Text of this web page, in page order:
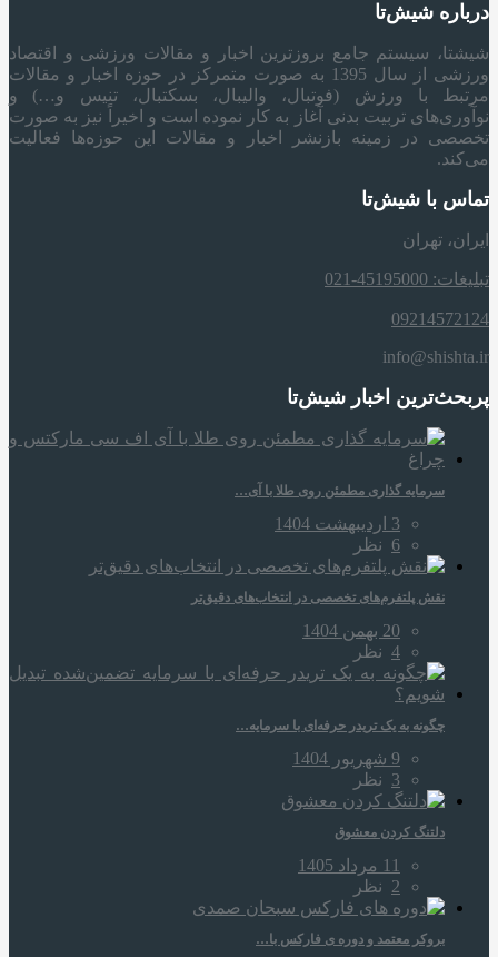
درباره شیش‌تا
شیشتا، سیستم جامع بروزترین اخبار و مقالات ورزشی و اقتصاد
ورزشی از سال 1395 به صورت متمرکز در حوزه اخبار و مقالات
مرتبط با ورزش (فوتبال، والیبال، بسکتبال، تنیس و…) و
نوآوری‌های تربیت بدنی آغاز به کار نموده است و اخیراً نیز به صورت
تخصصی در زمینه بازنشر اخبار و مقالات این حوزه‌ها فعالیت
می‌کند.
تماس با شیش‌تا
ایران، تهران
تبلیغات: 45195000-021
09214572124
info@shishta.ir
پربحث‌ترین اخبار شیش‌تا
سرمایه‌ گذاری مطمئن روی طلا با آی…
3 اردیبهشت 1404
6 نظر
نقش پلتفرم‌های تخصصی در انتخاب‌های دقیق‌تر
20 بهمن 1404
4 نظر
چگونه به یک تریدر حرفه‌ای با سرمایه…
9 شهریور 1404
3 نظر
دلتنگ کردن معشوق
11 مرداد 1405
2 نظر
بروکر معتمد و دوره‌ ی فارکس با…